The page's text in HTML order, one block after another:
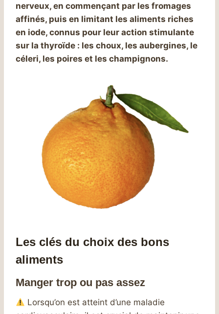
nerveux, en commençant par les fromages
affinés, puis en limitant les aliments riches
en iode, connus pour leur action stimulante
sur la thyroïde : les choux, les aubergines, le
céleri, les poires et les champignons.
Les clés du choix des bons
aliments
Manger trop ou pas assez
Lorsqu’on est atteint d’une maladie